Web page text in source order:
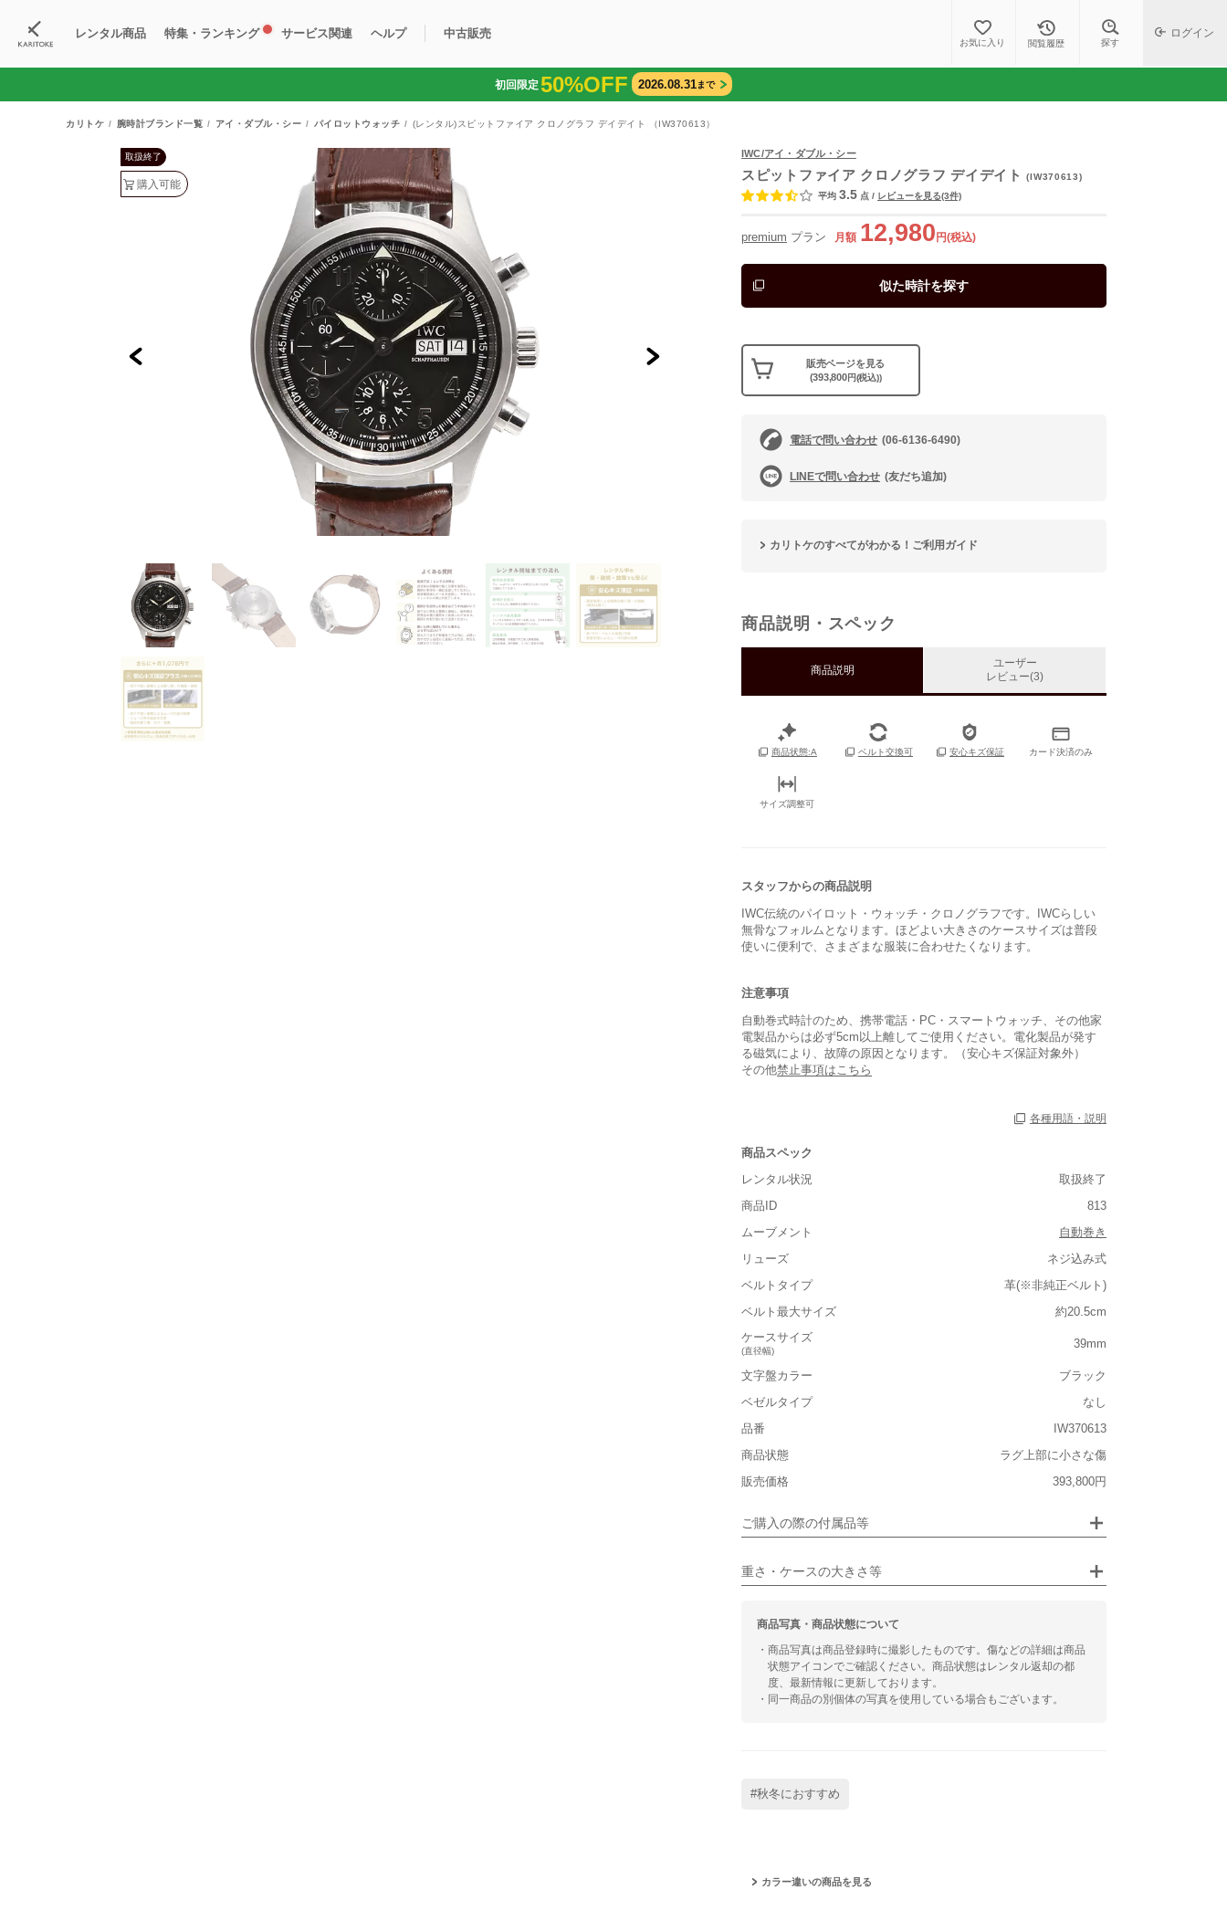
レンタル商品
購入可能商品
特集・ランキング サービス関連
カリトケとは？
ヘルプ
Q&A
中古販売
中古販売商品 ブランド一覧 中古販売について
お気に入り 閲覧履歴 探す
ログイン
初回限定50%OFF 2026.08.31まで
カリトケ 腕時計ブランド一覧 アイ・ダブル・シー パイロットウォッチ (レンタル)スピットファイア クロノグラフ デイデイト （IW370613）
取扱終了
購入可能
IWC/アイ・ダブル・シー
スピットファイア クロノグラフ デイデイト(IW370613)
平均 3.5 点 / レビューを見る(3件)
premium プラン 月額 12,980 円(税込)
似た時計を探す
販売ページを見る
(393,800円(税込))
電話で問い合わせ (06-6136-6490)
LINEで問い合わせ (友だち追加)
カリトケのすべてがわかる！ご利用ガイド
商品説明・スペック
商品説明
ユーザー
レビュー(3)
商品状態:A ベルト交換可 安心キズ保証 カード決済のみ
サイズ調整可
スタッフからの商品説明
IWC伝統のパイロット・ウォッチ・クロノグラフです。IWCらしい
無骨なフォルムとなります。ほどよい大きさのケースサイズは普段
使いに便利で、さまざまな服装に合わせたくなります。
注意事項
自動巻式時計のため、携帯電話・PC・スマートウォッチ、その他家
電製品からは必ず5cm以上離してご使用ください。電化製品が発す
る磁気により、故障の原因となります。（安心キズ保証対象外）
その他禁止事項はこちら
各種用語・説明
商品スペック
レンタル状況
取扱終了
商品ID
813
ムーブメント
自動巻き
リューズ
ネジ込み式
ベルトタイプ
革(※非純正ベルト)
ベルト最大サイズ
約20.5cm
ケースサイズ
(直径幅)
39mm
文字盤カラー
ブラック
ベゼルタイプ
なし
品番
IW370613
商品状態
ラグ上部に小さな傷
販売価格
393,800円
ご購入の際の付属品等
保証書
あり
重さ・ケースの大きさ等
■重さ(ベルト込み)
■ケースの大きさ
小さい 大きい
■装飾感
カジュアル ビジネス
商品写真・商品状態について
・商品写真は商品登録時に撮影したものです。傷などの詳細は商品
状態アイコンでご確認ください。商品状態はレンタル返却の都
度、最新情報に更新しております。
・同一商品の別個体の写真を使用している場合もございます。
#秋冬におすすめ
カラー違いの商品を見る